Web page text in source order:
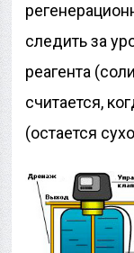
следить за
реагента
считается,
(остается